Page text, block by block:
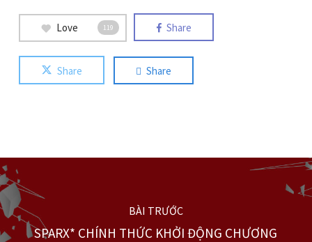
Love 119 Share
Share Share
BÀI TRƯỚC
SPARX* CHÍNH THỨC KHỞI ĐỘNG CHƯƠNG